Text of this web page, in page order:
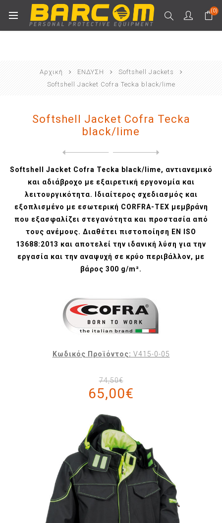
(0)
Αρχική ΕΝΔΥΣΗ
Softshell Jackets
Softshell Jacket Cofra Tecka black/lime
Softshell Jacket Cofra Tecka
black/lime
Softshell Jacket Cofra Tecka black/lime, αντιανεμικό
και αδιάβροχο με εξαιρετική εργονομία και
λειτουργικότητα. Ιδιαίτερος σχεδιασμός και
εξοπλισμένο με εσωτερική CORFRA-TEX μεμβράνη
που εξασφαλίζει στεγανότητα και προστασία από
τους ανέμους. Διαθέτει πιστοποίηση EN ISO
13688:2013 και αποτελεί την ιδανική λύση για την
εργασία και την αναψυχή σε κρύο περιβάλλον, με
βάρος 300 g/m².
Κωδικός Προϊόντος: V415-0-05
74,50€
65,00€